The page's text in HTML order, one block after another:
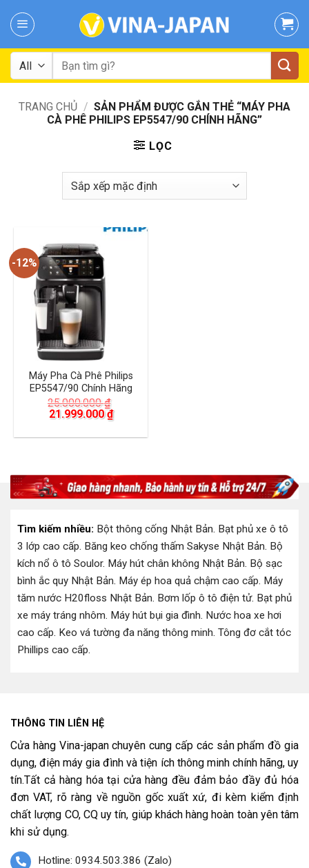
Tìm
kiếm:
TRANG CHỦ / SẢN PHẨM ĐƯỢC GẮN THẺ “MÁY PHA
CÀ PHÊ PHILIPS EP5547/90 CHÍNH HÃNG”
LỌC
-12%
Máy Pha Cà Phê Philips
EP5547/90 Chính Hãng
25.000.000₫
Giá
là:
21.999.000₫Giá
hiện
tại
Tìm kiếm nhiều: Bột thông cống Nhật Bản. Bạt phủ xe ô tô
3 lớp cao cấp. Băng keo chống thấm Sakyse Nhật Bản. Bộ
kích nổ ô tô Soulor. Máy hút chân không Nhật Bản. Bộ sạc
bình ắc quy Nhật Bản. Máy ép hoa quả chậm cao cấp. Máy
tăm nước H20floss Nhật Bản. Bơm lốp ô tô điện tử. Bạt phủ
xe máy tráng nhôm. Máy hút bụi gia đình. Nước hoa xe hơi
cao cấp. Keo vá tường đa năng thông minh. Tông đơ cắt tóc
Phillips cao cấp.
THÔNG TIN LIÊN HỆ
Cửa hàng Vina-japan chuyên cung cấp các sản phẩm đồ gia
dụng, điện máy gia đình và tiện ích thông minh chính hãng, uy
tín.Tất cả hàng hóa tại cửa hàng đều đảm bảo đầy đủ hóa
đơn VAT, rõ ràng về nguồn gốc xuất xứ, đi kèm kiểm định
chất lượng CO, CQ uy tín, giúp khách hàng hoàn toàn yên tâm
khi sử dụng.
Hotline: 0934.503.386 (Zalo)